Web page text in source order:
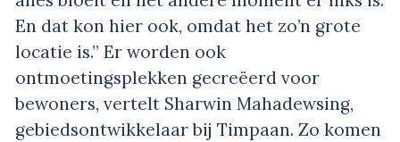
En dat kon hier ook, omdat het zo’n grote
locatie is.” Er worden ook
ontmoetingsplekken gecreëerd voor
bewoners, vertelt Sharwin Mahadewsing,
gebiedsontwikkelaar bij Timpaan. Zo komen